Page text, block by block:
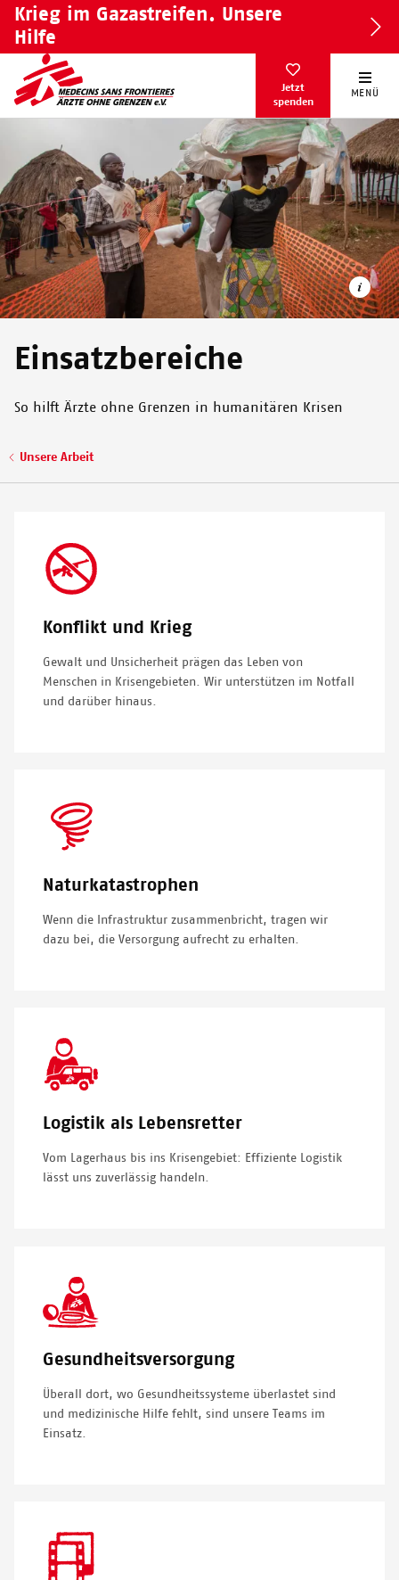
Direkt
zum
Inhalt
Krieg im Gazastreifen. Unsere
Hilfe
Jetzt
spenden
MENÜ
Wir leisten in mehr als 70 Ländern weltweit humanitäre Hilfe:
© MSF/SOLEN MOURLON
Einsatzbereiche
So hilft Ärzte ohne Grenzen in humanitären Krisen
Pfadnavigation
Unsere Arbeit
SVG
Icon
Konflikt und Krieg
Gewalt und Unsicherheit prägen das Leben von
Menschen in Krisengebieten. Wir unterstützen im Notfall
und darüber hinaus.
SVG
Icon
Naturkatastrophen
Wenn die Infrastruktur zusammenbricht, tragen wir
dazu bei, die Versorgung aufrecht zu erhalten.
SVG
Icon
Logistik als Lebensretter
Vom Lagerhaus bis ins Krisengebiet: Effiziente Logistik
lässt uns zuverlässig handeln.
Icon
Gesundheitsversorgung
Überall dort, wo Gesundheitssysteme überlastet sind
und medizinische Hilfe fehlt, sind unsere Teams im
Einsatz.
SVG
Icon